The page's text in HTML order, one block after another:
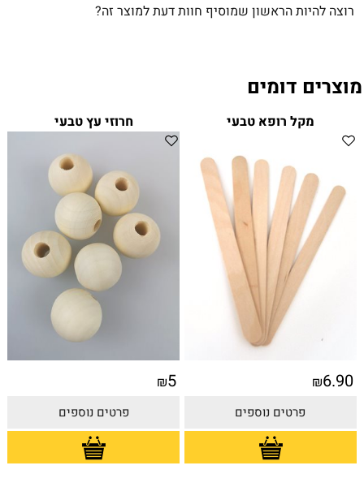
רוצה להיות הראשון שמוסיף חוות דעת למוצר זה?
מוצרים דומים
מקל רופא טבעי
₪6.90
פרטים נוספים
חרוזי עץ טבעי
₪5
פרטים נוספים